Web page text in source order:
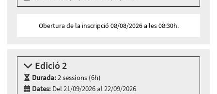
Idioma:Català
Dimecres 9 de setembre, 15:30h - 18:30h
Obertura de la inscripció 08/08/2026 a les 08:30h.
Edició 2
Durada:2 sessions (6h)
Dates: Del 21/09/2026 al 22/09/2026